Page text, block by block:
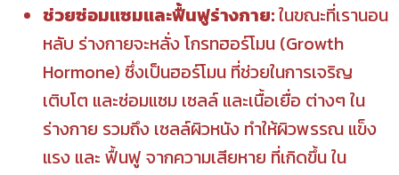
ช่วยซ่อมแซมและฟื้นฟูร่างกาย:ในขณะที่เรานอน
หลับ ร่างกายจะหลั่ง โกรทฮอร์โมน (Growth
Hormone) ซึ่งเป็นฮอร์โมน ที่ช่วยในการเจริญ
เติบโต และซ่อมแซม เซลล์ และเนื้อเยื่อ ต่างๆ ใน
ร่างกาย รวมถึง เซลล์ผิวหนัง ทำให้ผิวพรรณ แข็ง
แรง และ ฟื้นฟู จากความเสียหาย ที่เกิดขึ้น ใน